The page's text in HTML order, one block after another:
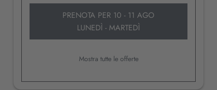
PRENOTA PER 10 - 11 AGO
LUNEDÌ - MARTEDÌ
Mostra tutte le offerte